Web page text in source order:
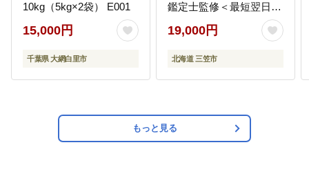
10kg（5kg×2袋） E001
15,000円
千葉県 大網白里市
鑑定士監修＜最短翌日発
送＞【1606120】
19,000円
北海道 三笠市
もっと見る